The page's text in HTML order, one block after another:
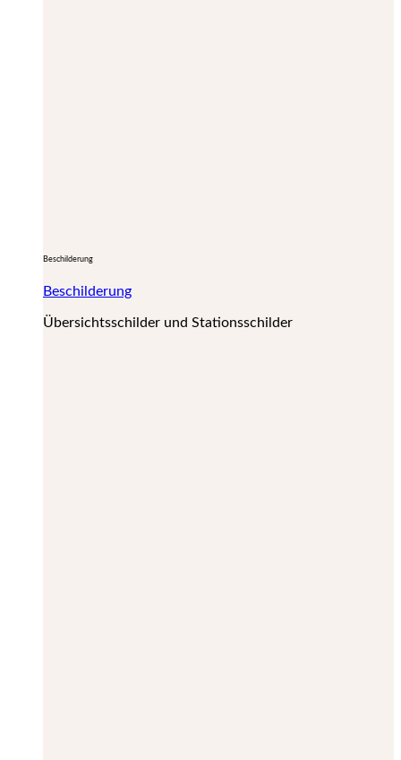
Beschilderung
Beschilderung
Übersichtsschilder und Stationsschilder